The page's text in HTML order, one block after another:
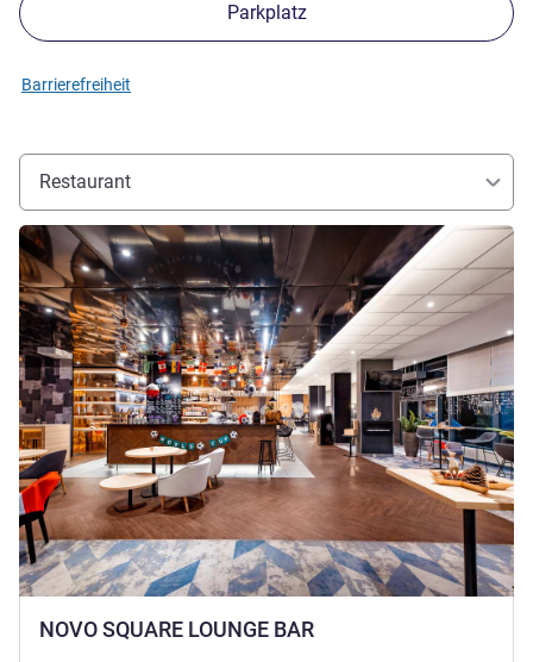
Parkplatz
Barrierefreiheit
Restaurant
NOVO SQUARE LOUNGE BAR
Details ansehen